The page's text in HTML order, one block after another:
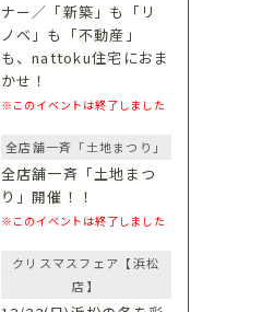
ナー／「新築」も「リ
ノベ」も「不動産」
も、nattoku住宅におま
かせ！
※このイベントは終了しました
全店舗一斉「土地まつり」
全店舗一斉「土地まつ
り」開催！！
※このイベントは終了しました
クリスマスフェア【浜松
店】